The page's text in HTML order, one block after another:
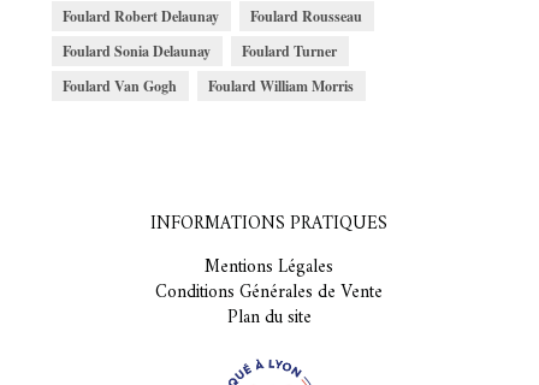
Foulard Robert Delaunay
Foulard Rousseau
Foulard Sonia Delaunay
Foulard Turner
Foulard Van Gogh
Foulard William Morris
INFORMATIONS PRATIQUES
Mentions Légales
Conditions Générales de Vente
Plan du site